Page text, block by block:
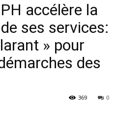
accélère la
ses services:
» pour
des
0
369